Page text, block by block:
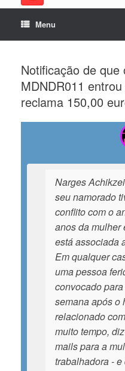
Menu
Notificação de
MDNDR011
reclama 150,00
Narges
seu namorado
conflito com o
anos da mulher
está associada
Em qualquer
uma pessoa
convocado
semana após o
relacionado
muito tempo,
mails para a
trabalhadora -